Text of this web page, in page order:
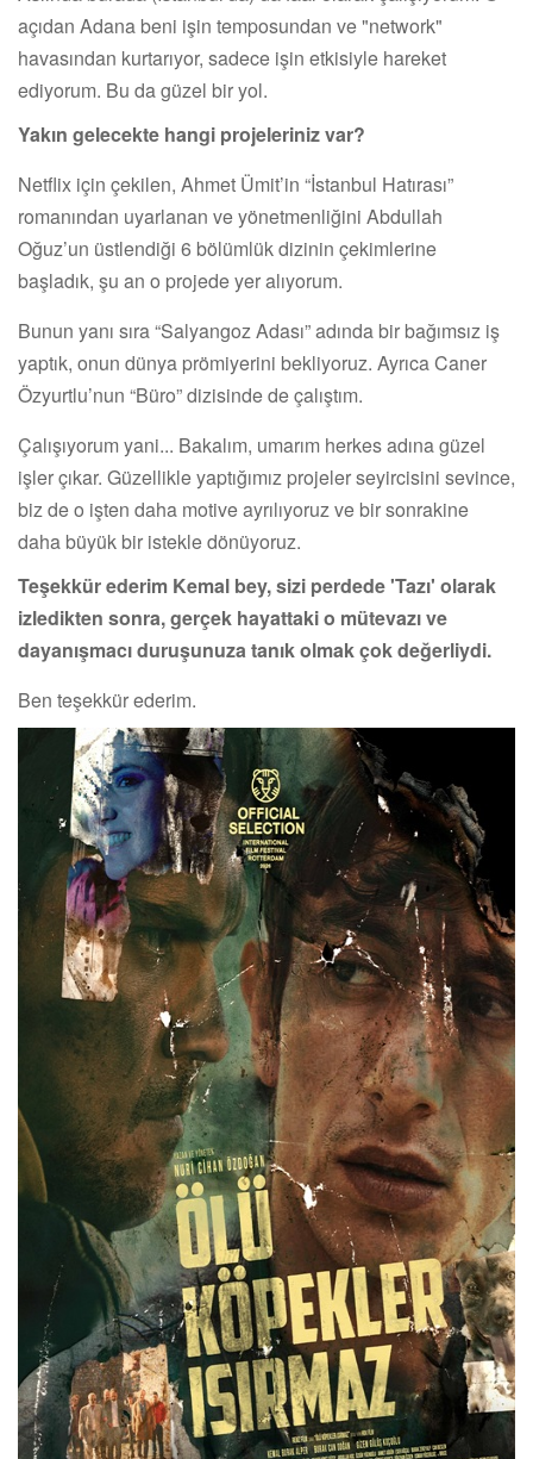
açıdan Adana beni işin temposundan ve "network"
havasından kurtarıyor, sadece işin etkisiyle hareket
ediyorum. Bu da güzel bir yol.
Yakın gelecekte hangi projeleriniz var?
Netflix için çekilen, Ahmet Ümit’in “İstanbul Hatırası”
romanından uyarlanan ve yönetmenliğini Abdullah
Oğuz’un üstlendiği 6 bölümlük dizinin çekimlerine
başladık, şu an o projede yer alıyorum.
Bunun yanı sıra “Salyangoz Adası” adında bir bağımsız iş
yaptık, onun dünya prömiyerini bekliyoruz. Ayrıca Caner
Özyurtlu’nun “Büro” dizisinde de çalıştım.
Çalışıyorum yani... Bakalım, umarım herkes adına güzel
işler çıkar. Güzellikle yaptığımız projeler seyircisini sevince,
biz de o işten daha motive ayrılıyoruz ve bir sonrakine
daha büyük bir istekle dönüyoruz.
Teşekkür ederim Kemal bey, sizi perdede 'Tazı' olarak
izledikten sonra, gerçek hayattaki o mütevazı ve
dayanışmacı duruşunuza tanık olmak çok değerliydi.
Ben teşekkür ederim.